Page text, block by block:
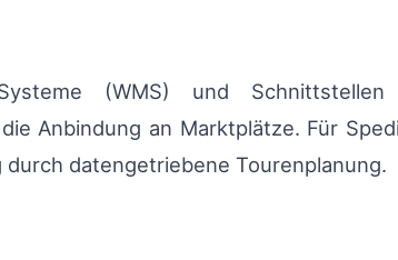
Systeme (WMS) und
Anbindung an Marktplätze. Für
datengetriebene Tourenplanung.